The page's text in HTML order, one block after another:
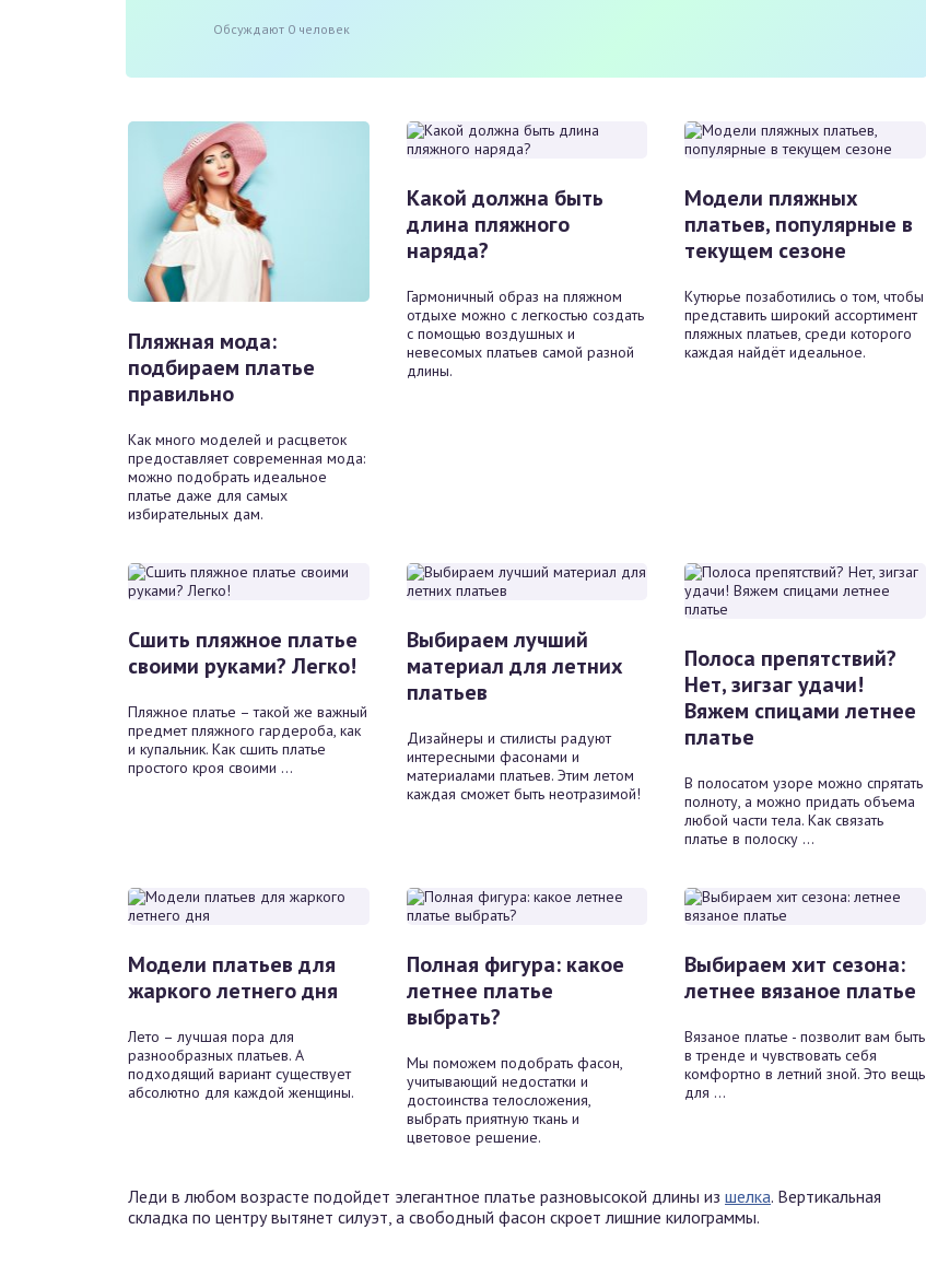
Обсуждают 0 человек
Пляжная мода:
подбираем платье
правильно
Как много моделей и расцветок
предоставляет современная мода:
можно подобрать идеальное
платье даже для самых
избирательных дам.
Какой должна быть
длина пляжного
наряда?
Гармоничный образ на пляжном
отдыхе можно с легкостью создать
с помощью воздушных и
невесомых платьев самой разной
длины.
Модели пляжных
платьев, популярные в
текущем сезоне
Кутюрье позаботились о том, чтобы
представить широкий ассортимент
пляжных платьев, среди которого
каждая найдёт идеальное.
Сшить пляжное платье
своими руками? Легко!
Пляжное платье – такой же важный
предмет пляжного гардероба, как
и купальник. Как сшить платье
простого кроя своими ...
Выбираем лучший
материал для летних
платьев
Дизайнеры и стилисты радуют
интересными фасонами и
материалами платьев. Этим летом
каждая сможет быть неотразимой!
Полоса препятствий?
Нет, зигзаг удачи!
Вяжем спицами летнее
платье
В полосатом узоре можно спрятать
полноту, а можно придать объема
любой части тела. Как связать
платье в полоску ...
Модели платьев для
жаркого летнего дня
Лето – лучшая пора для
разнообразных платьев. А
подходящий вариант существует
абсолютно для каждой женщины.
Полная фигура: какое
летнее платье
выбрать?
Мы поможем подобрать фасон,
учитывающий недостатки и
достоинства телосложения,
выбрать приятную ткань и
цветовое решение.
Выбираем хит сезона:
летнее вязаное платье
Вязаное платье - позволит вам быть
в тренде и чувствовать себя
комфортно в летний зной. Это вещь
для ...
Леди в любом возрасте подойдет элегантное платье разновысокой длины из шелка. Вертикальная
складка по центру вытянет силуэт, а свободный фасон скроет лишние килограммы.